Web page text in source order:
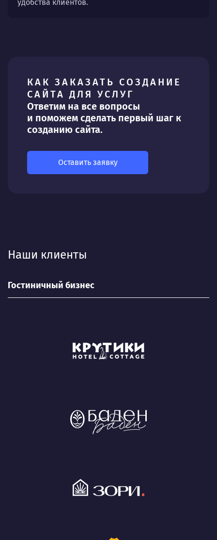
удобства клиентов.
КАК ЗАКАЗАТЬ СОЗДАНИЕ
САЙТА ДЛЯ УСЛУГ
Ответим на все вопросы
и поможем сделать первый шаг к
созданию сайта.
Оставить заявку
Наши клиенты
Гостиничный бизнес